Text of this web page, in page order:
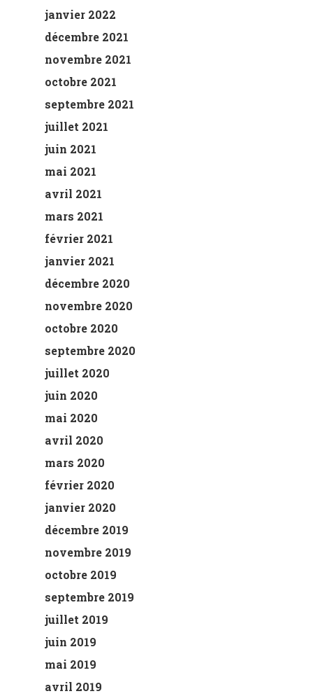
janvier 2022
décembre 2021
novembre 2021
octobre 2021
septembre 2021
juillet 2021
juin 2021
mai 2021
avril 2021
mars 2021
février 2021
janvier 2021
décembre 2020
novembre 2020
octobre 2020
septembre 2020
juillet 2020
juin 2020
mai 2020
avril 2020
mars 2020
février 2020
janvier 2020
décembre 2019
novembre 2019
octobre 2019
septembre 2019
juillet 2019
juin 2019
mai 2019
avril 2019